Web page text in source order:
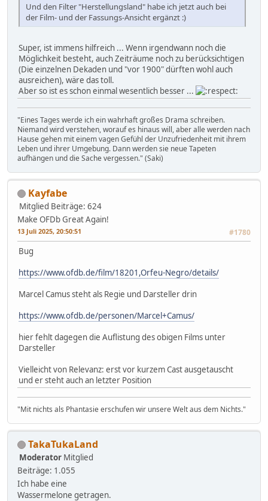
Und den Filter "Herstellungsland" habe ich jetzt auch bei
der Film- und der Fassungs-Ansicht ergänzt :)
Super, ist immens hilfreich ... Wenn irgendwann noch die
Möglichkeit besteht, auch Zeiträume noch zu berücksichtigen
(Die einzelnen Dekaden und "vor 1900" dürften wohl auch
ausreichen), wäre das toll.
Aber so ist es schon einmal wesentlich besser ...
"Eines Tages werde ich ein wahrhaft großes Drama schreiben.
Niemand wird verstehen, worauf es hinaus will, aber alle werden nach
Hause gehen mit einem vagen Gefühl der Unzufriedenheit mit ihrem
Leben und ihrer Umgebung. Dann werden sie neue Tapeten
aufhängen und die Sache vergessen." (Saki)
Kayfabe
Mitglied Beiträge: 624
Make OFDb Great Again!
13 Juli 2025, 20:50:51 #1780
Bug
https://www.ofdb.de/film/18201,Orfeu-Negro/details/
Marcel Camus steht als Regie und Darsteller drin
https://www.ofdb.de/personen/Marcel+Camus/
hier fehlt dagegen die Auflistung des obigen Films unter
Darsteller
Vielleicht von Relevanz: erst vor kurzem Cast ausgetauscht
und er steht auch an letzter Position
"Mit nichts als Phantasie erschufen wir unsere Welt aus dem Nichts."
TakaTukaLand
Moderator Mitglied
Beiträge: 1.055
Ich habe eine
Wassermelone getragen.